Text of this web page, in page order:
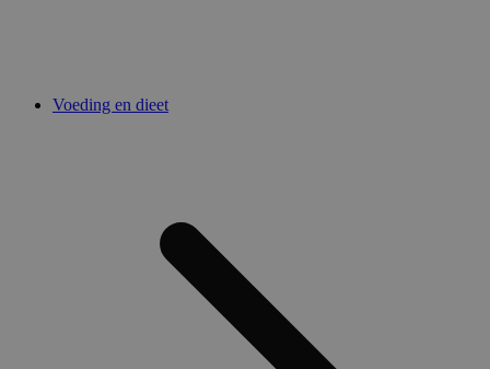
Voeding en dieet